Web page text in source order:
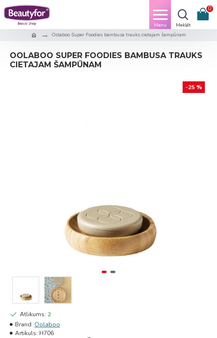
0
Oolaboo Super Foodies bambusa trauks cietajam šampūnam
OOLABOO SUPER FOODIES BAMBUSA TRAUKS
CIETAJAM ŠAMPŪNAM
-25 %
Atlikums: 2
Brand: Oolaboo
Artikuls: H706